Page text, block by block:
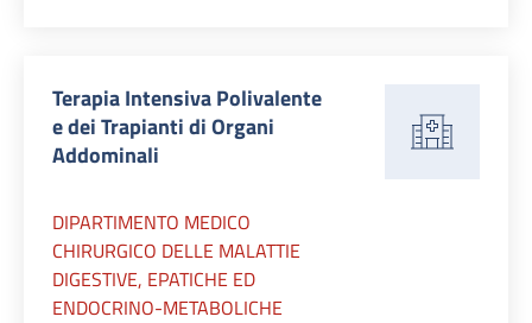
Terapia Intensiva Polivalente
e dei Trapianti di Organi
Addominali
DIPARTIMENTO MEDICO
CHIRURGICO DELLE MALATTIE
DIGESTIVE, EPATICHE ED
ENDOCRINO-METABOLICHE